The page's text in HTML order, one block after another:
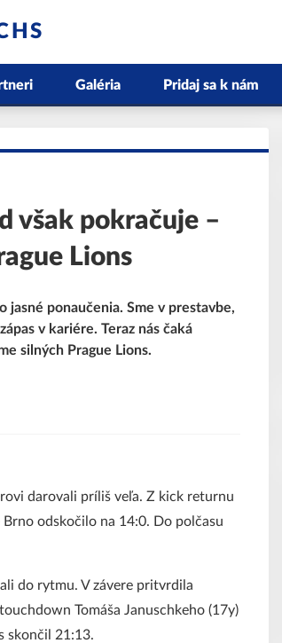
Galéria Pridaj sa k nám
však pokračuje –
Lions
jasné ponaučenia. Sme v prestavbe,
v kariére. Teraz nás čaká
silných Prague Lions.
darovali príliš veľa. Z kick returnu
odskočilo na 14:0. Do polčasu
do rytmu. V závere pritvrdila
Tomáša Januschkeho (17y)
skončil 21:13.